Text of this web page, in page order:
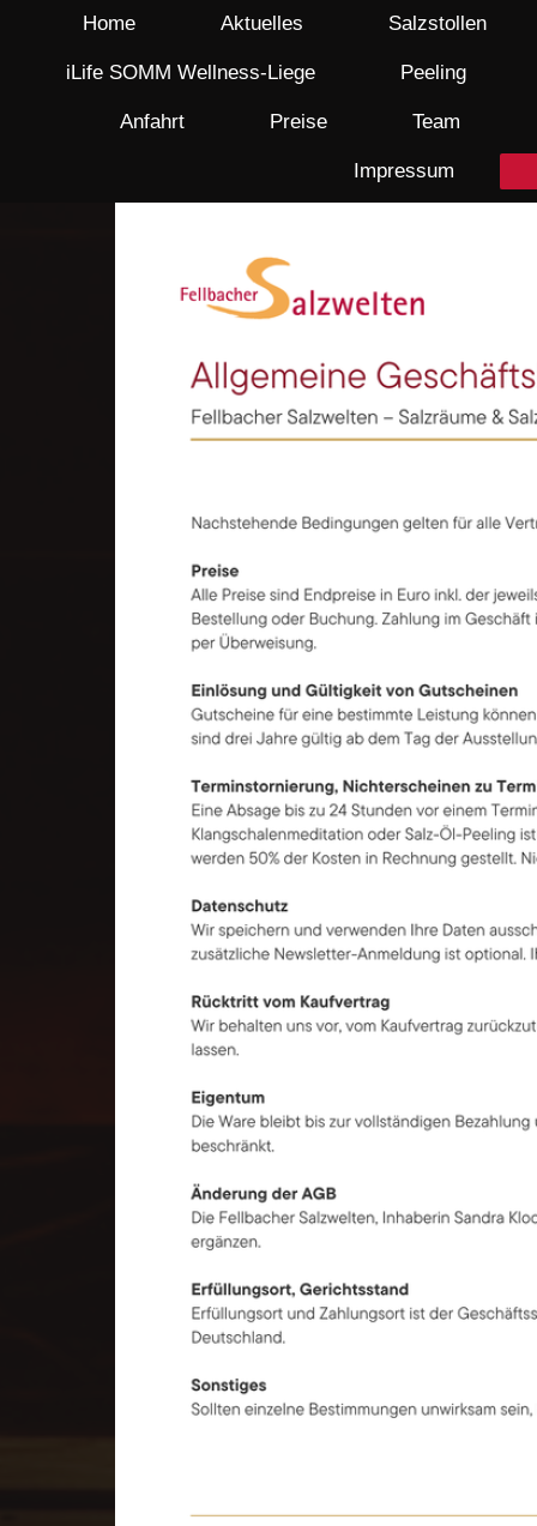
Home Aktuelles Salzstollen
iLife SOMM Wellness-Liege Peeling
Anfahrt Preise Team
Impressum